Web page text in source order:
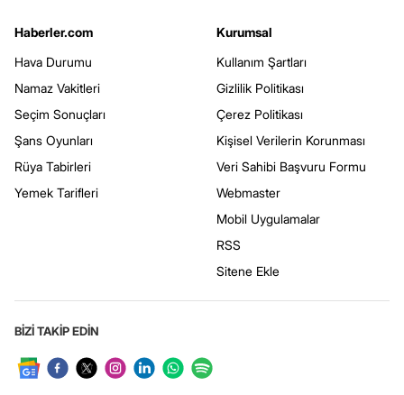
Haberler.com
Hava Durumu
Namaz Vakitleri
Seçim Sonuçları
Şans Oyunları
Rüya Tabirleri
Yemek Tarifleri
Kurumsal
Kullanım Şartları
Gizlilik Politikası
Çerez Politikası
Kişisel Verilerin Korunması
Veri Sahibi Başvuru Formu
Webmaster
Mobil Uygulamalar
RSS
Sitene Ekle
BİZİ TAKİP EDİN